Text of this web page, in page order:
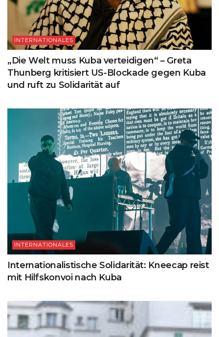
INTERNATIONALES
„Die Welt muss Kuba verteidigen“ – Greta
Thunberg kritisiert US-Blockade gegen Kuba
und ruft zu Solidarität auf
INTERNATIONALES
Internationalistische Solidarität: Kneecap reist
mit Hilfskonvoi nach Kuba